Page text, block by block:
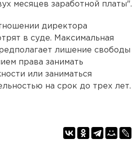
месяцев заработной платы".
директора
в суде. Максимальная
лишение свободы
права занимать
или заниматься
на срок до трех лет.